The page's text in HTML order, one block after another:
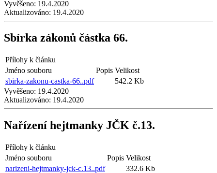
Vyvěšeno: 19.4.2020
Aktualizováno: 19.4.2020
Sbírka zákonů částka 66.
Přílohy k článku
Jméno souboru
Popis Velikost
sbirka-zakonu-castka-66..pdf
542.2 Kb
Vyvěšeno: 19.4.2020
Aktualizováno: 19.4.2020
Nařízení hejtmanky JČK č.13.
Přílohy k článku
Jméno souboru
Popis Velikost
narizeni-hejtmanky-jck-c.13..pdf
332.6 Kb